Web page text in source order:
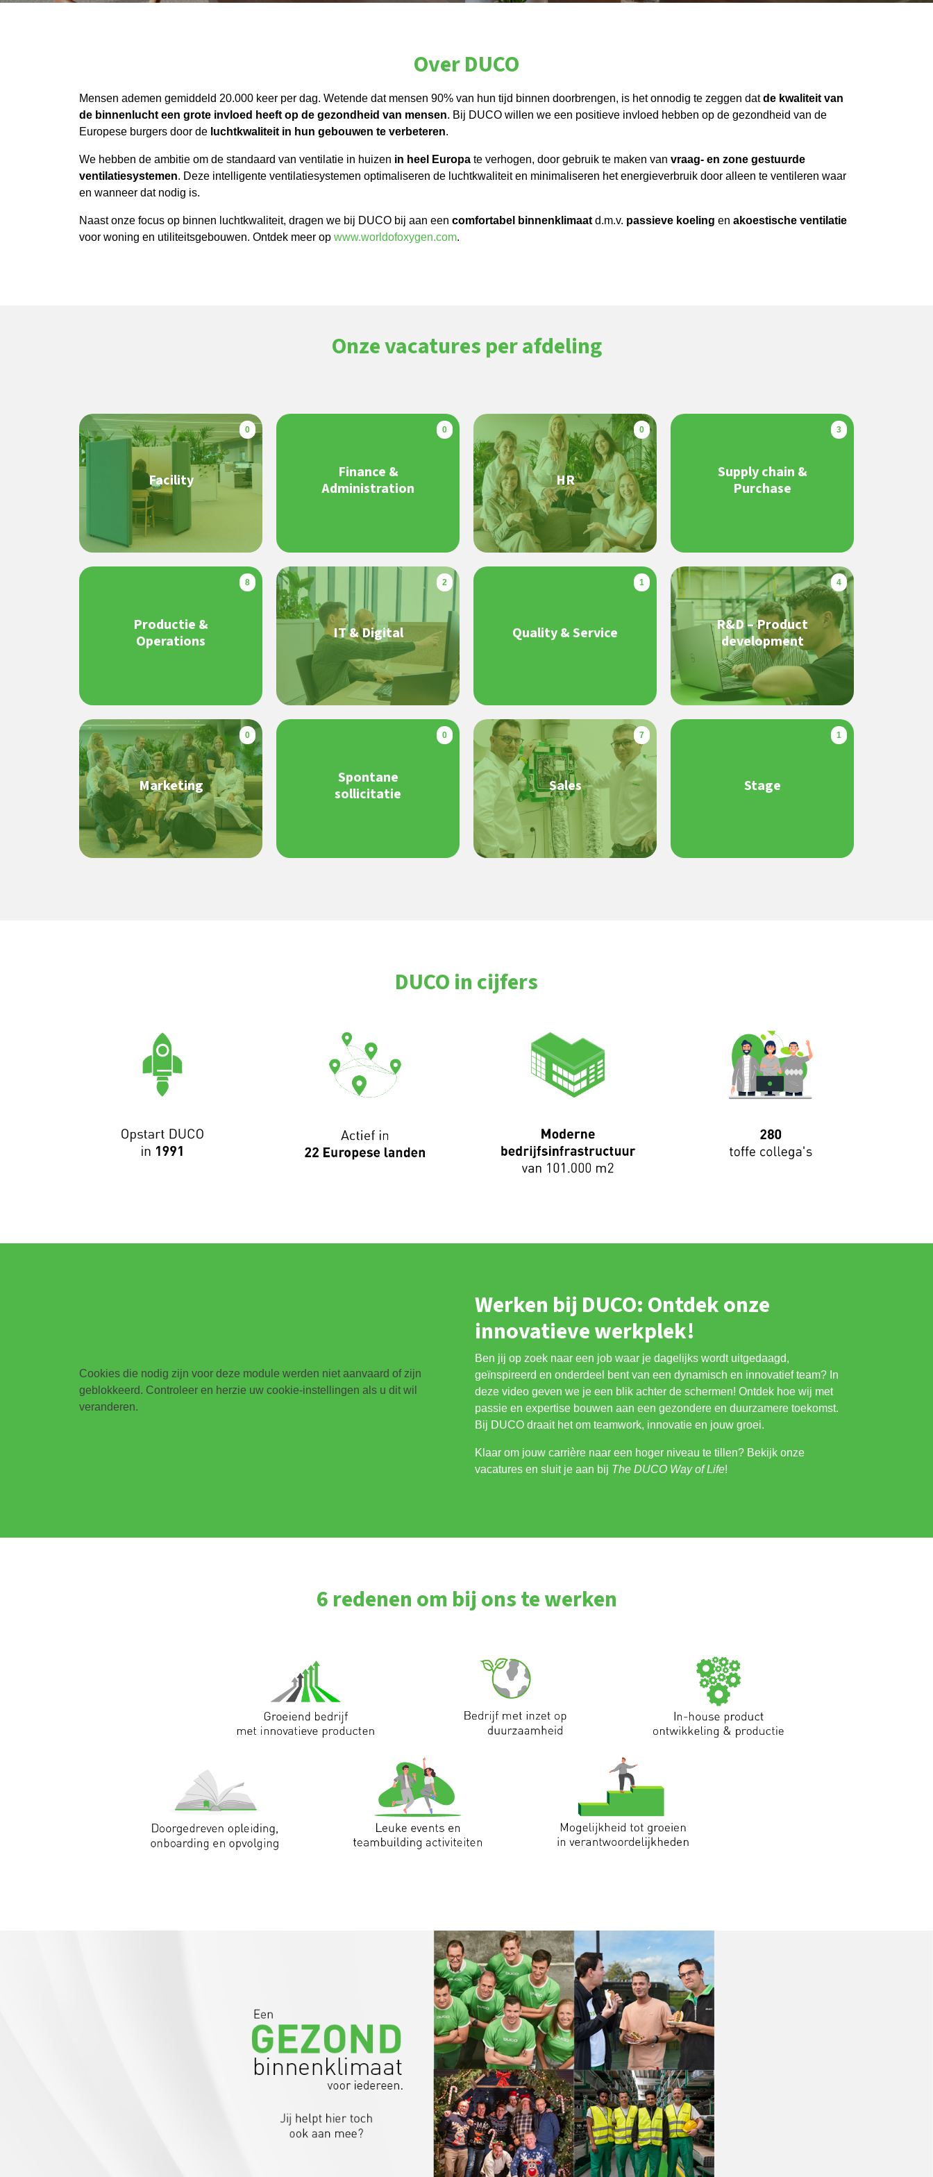
Over DUCO
Mensen ademen gemiddeld 20.000 keer per dag. Wetende dat mensen 90% van hun tijd binnen doorbrengen, is het onnodig te zeggen datde kwaliteit van
de binnenlucht een grote invloed heeft op de gezondheid van mensen. Bij DUCO willen we een positieve invloed hebben op de gezondheid van de
Europese burgers door de luchtkwaliteit in hun gebouwen te verbeteren.
We hebben de ambitie om de standaard van ventilatie in huizen in heel Europa te verhogen, door gebruik te maken van vraag- en zone gestuurde
ventilatiesystemen. Deze intelligente ventilatiesystemen optimaliseren de luchtkwaliteit en minimaliseren het energieverbruik door alleen te ventileren waar
en wanneer dat nodig is.
Naast onze focus op binnen luchtkwaliteit, dragen we bij DUCO bij aan een comfortabel binnenklimaat d.m.v. passieve koeling en akoestische ventilatie
voor woning en utiliteitsgebouwen. Ontdek meer op www.worldofoxygen.com.
Onze vacatures per afdeling
0
Facility
0
Finance &
Administration
0
HR
3
Supply chain &
Purchase
8
Productie &
Operations
2
IT & Digital
1
Quality & Service
4
R&D – Product
development
0
Marketing
0
Spontane
sollicitatie
7
Sales
1
Stage
DUCO in cijfers
Cookies die nodig zijn voor deze module werden niet aanvaard of zijn
geblokkeerd. Controleer en herzie uw cookie-instellingen als u dit wil
veranderen.
Werken bij DUCO: Ontdek onze
innovatieve werkplek!
Ben jij op zoek naar een job waar je dagelijks wordt uitgedaagd,
geïnspireerd en onderdeel bent van een dynamisch en innovatief team? In
deze video geven we je een blik achter de schermen! Ontdek hoe wij met
passie en expertise bouwen aan een gezondere en duurzamere toekomst.
Bij DUCO draait het om teamwork, innovatie en jouw groei.
Klaar om jouw carrière naar een hoger niveau te tillen? Bekijk onze
vacatures en sluit je aan bij The DUCO Way of Life!
6 redenen om bij ons te werken